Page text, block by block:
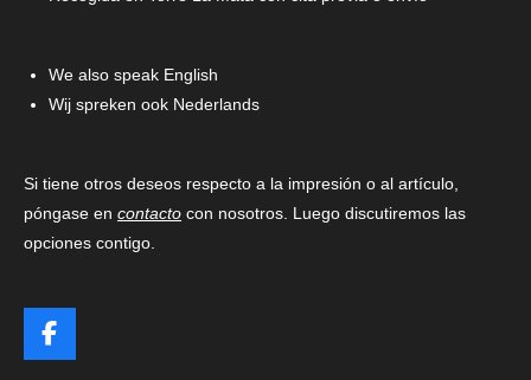
We also speak English
Wij spreken ook Nederlands
Si tiene otros deseos respecto a la impresión o al artículo,
póngase en contacto con nosotros. Luego discutiremos las
opciones contigo.
F
a